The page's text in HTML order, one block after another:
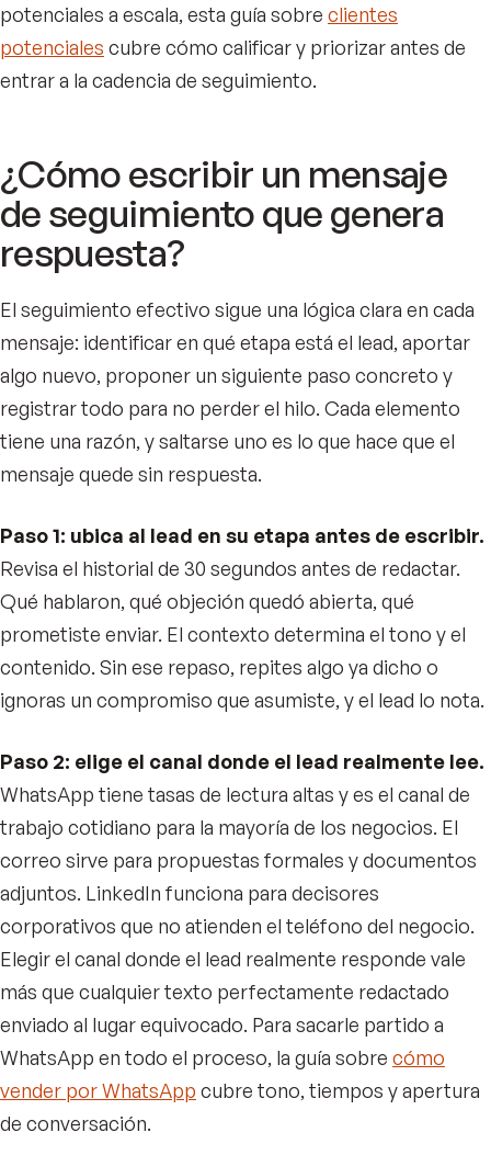
potenciales a escala, esta guía sobre clientes
potenciales cubre cómo calificar y priorizar antes de
entrar a la cadencia de seguimiento.
¿Cómo escribir un mensaje
de seguimiento que genera
respuesta?
El seguimiento efectivo sigue una lógica clara en cada
mensaje: identificar en qué etapa está el lead, aportar
algo nuevo, proponer un siguiente paso concreto y
registrar todo para no perder el hilo. Cada elemento
tiene una razón, y saltarse uno es lo que hace que el
mensaje quede sin respuesta.
Paso 1: ubica al lead en su etapa antes de escribir.
Revisa el historial de 30 segundos antes de redactar.
Qué hablaron, qué objeción quedó abierta, qué
prometiste enviar. El contexto determina el tono y el
contenido. Sin ese repaso, repites algo ya dicho o
ignoras un compromiso que asumiste, y el lead lo nota.
Paso 2: elige el canal donde el lead realmente lee.
WhatsApp tiene tasas de lectura altas y es el canal de
trabajo cotidiano para la mayoría de los negocios. El
correo sirve para propuestas formales y documentos
adjuntos. LinkedIn funciona para decisores
corporativos que no atienden el teléfono del negocio.
Elegir el canal donde el lead realmente responde vale
más que cualquier texto perfectamente redactado
enviado al lugar equivocado. Para sacarle partido a
WhatsApp en todo el proceso, la guía sobre cómo
vender por WhatsApp cubre tono, tiempos y apertura
de conversación.